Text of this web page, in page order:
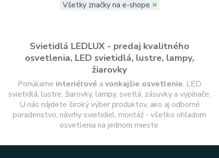
Všetky značky na e-shope »
Svietidlá LEDLUX - predaj kvalitného
osvetlenia, LED svietidlá, lustre, lampy,
žiarovky
Ponúkame interiérové a vonkajšie osvetlenie, LED
svietidlá, lustre, žiarovky, lampy, svetlá, zásuvky a vypínače.
U nás nájdete široký výber produktov, ako aj odborné
poradenstvo, návrhy svietidiel, montáž - všetko ohľadom
osvetlenia na jednom mieste.